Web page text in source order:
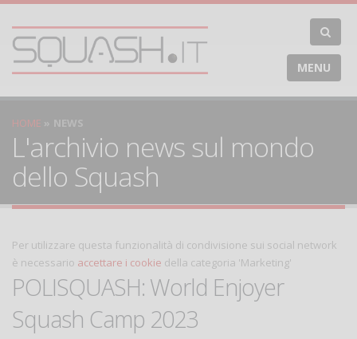
MENU
HOME NEWS
L'archivio news sul mondo
dello Squash
Per utilizzare questa funzionalità di condivisione sui social network
è necessario accettare i cookie della categoria 'Marketing'
POLISQUASH: World Enjoyer
Squash Camp 2023